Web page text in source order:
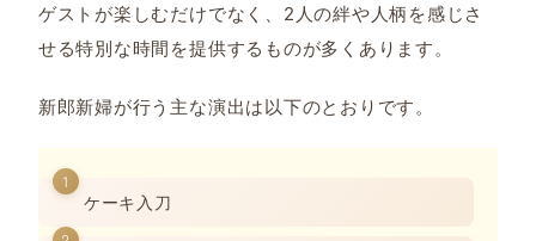
ゲストが楽しむだけでなく、2人の絆や人柄を感じさ
せる特別な時間を提供するものが多くあります。
新郎新婦が行う主な演出は以下のとおりです。
ケーキ入刀